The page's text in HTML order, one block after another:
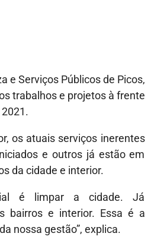
e Serviços Públicos de Picos,
trabalhos e projetos à frente
os atuais serviços inerentes
e outros já estão em
da cidade e interior.
é limpar a cidade. Já
bairros e interior. Essa é a
nossa gestão”, explica.